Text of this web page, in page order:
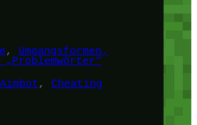
, Umgangsformen,
Aimbot, Cheating